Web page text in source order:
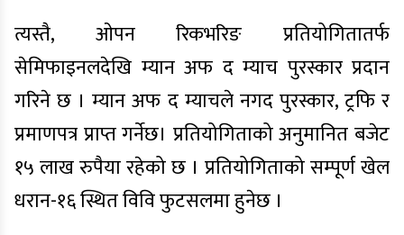
त्यस्तै, ओपन रिकभरिङ प्रतियोगितातर्फ
सेमिफाइनलदेखि म्यान अफ द म्याच पुरस्कार प्रदान
गरिने छ । म्यान अफ द म्याचले नगद पुरस्कार, ट्रफि र
प्रमाणपत्र प्राप्त गर्नेछ। प्रतियोगिताको अनुमानित बजेट
१५ लाख रुपैया रहेको छ । प्रतियोगिताको सम्पूर्ण खेल
धरान-१६ स्थित विवि फुटसलमा हुनेछ ।